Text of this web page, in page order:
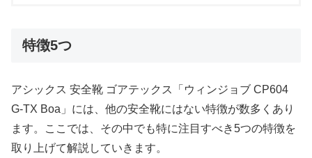
特徴5つ
アシックス 安全靴 ゴアテックス「ウィンジョブ CP604
G-TX Boa」には、他の安全靴にはない特徴が数多くあり
ます。ここでは、その中でも特に注目すべき5つの特徴を
取り上げて解説していきます。